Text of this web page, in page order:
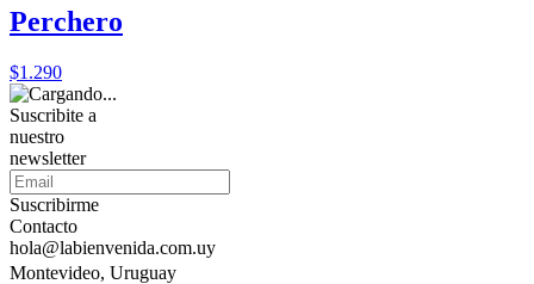
Perchero
$1.290
Suscribite a
nuestro
newsletter
Suscribirme
Contacto
hola@labienvenida.com.uy
Montevideo, Uruguay